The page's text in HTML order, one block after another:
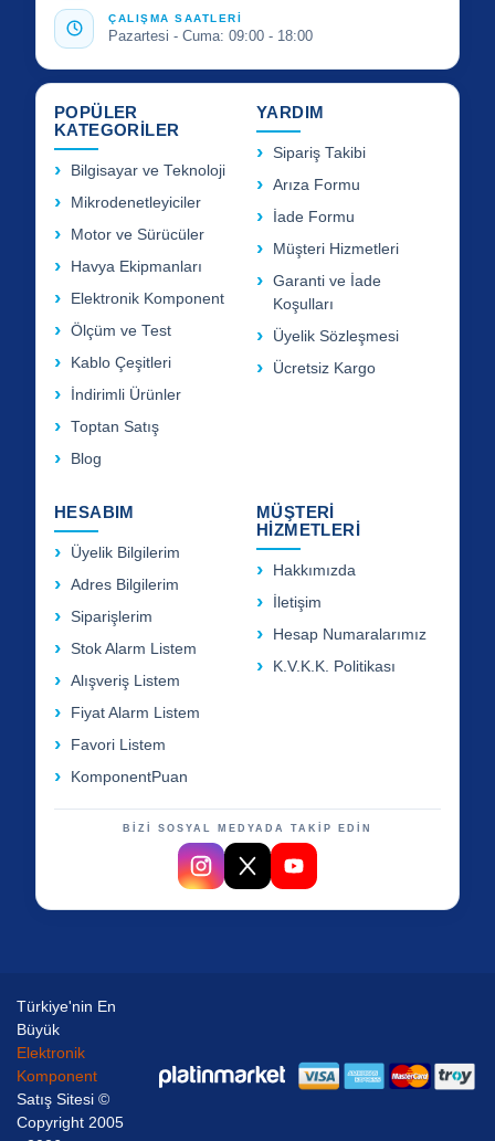
ÇALIŞMA SAATLERİ
Pazartesi - Cuma: 09:00 - 18:00
POPÜLER
KATEGORİLER
Bilgisayar ve Teknoloji
Mikrodenetleyiciler
Motor ve Sürücüler
Havya Ekipmanları
Elektronik Komponent
Ölçüm ve Test
Kablo Çeşitleri
İndirimli Ürünler
Toptan Satış
Blog
YARDIM
Sipariş Takibi
Arıza Formu
İade Formu
Müşteri Hizmetleri
Garanti ve İade
Koşulları
Üyelik Sözleşmesi
Ücretsiz Kargo
HESABIM
Üyelik Bilgilerim
Adres Bilgilerim
Siparişlerim
Stok Alarm Listem
Alışveriş Listem
Fiyat Alarm Listem
Favori Listem
KomponentPuan
MÜŞTERİ
HİZMETLERİ
Hakkımızda
İletişim
Hesap Numaralarımız
K.V.K.K. Politikası
BİZİ SOSYAL MEDYADA TAKİP EDİN
Türkiye'nin En
Büyük
Elektronik
Komponent
Satış Sitesi ©
Copyright 2005